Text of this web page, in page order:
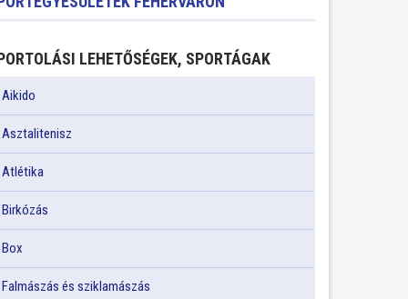
LEHETŐSÉGEK, SPORTÁGAK
Aikido
Asztalitenisz
Atlétika
Birkózás
Box
Falmászás és sziklamászás